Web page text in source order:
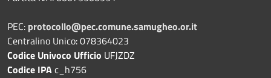
PEC: protocollo@pec.comune.samugheo.or.it
Centralino Unico: 078364023
Codice Univoco Ufficio UFJZDZ
Codice IPAc_h756